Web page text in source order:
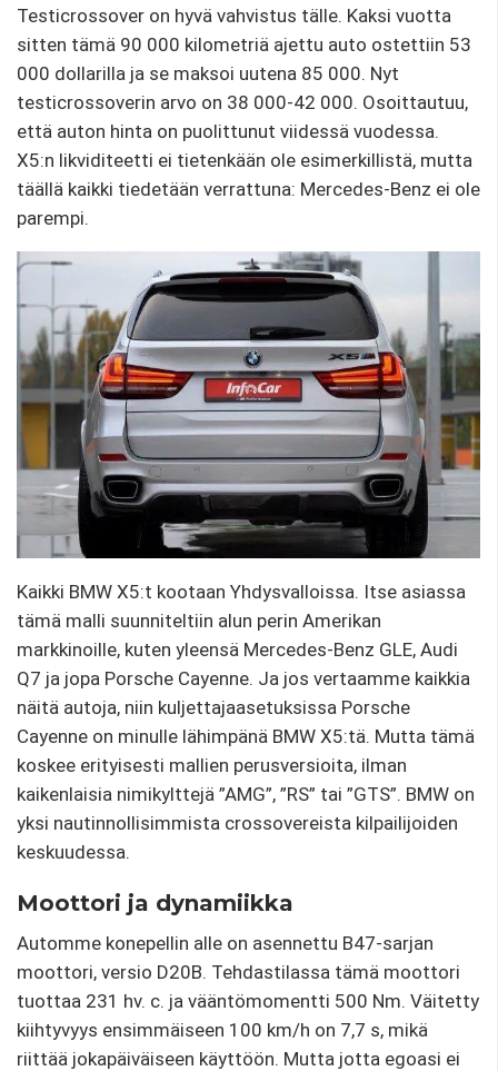
Testicrossover on hyvä vahvistus tälle. Kaksi vuotta
sitten tämä 90 000 kilometriä ajettu auto ostettiin 53
000 dollarilla ja se maksoi uutena 85 000. Nyt
testicrossoverin arvo on 38 000-42 000. Osoittautuu,
että auton hinta on puolittunut viidessä vuodessa.
X5:n likviditeetti ei tietenkään ole esimerkillistä, mutta
täällä kaikki tiedetään verrattuna: Mercedes-Benz ei ole
parempi.
Kaikki BMW X5:t kootaan Yhdysvalloissa. Itse asiassa
tämä malli suunniteltiin alun perin Amerikan
markkinoille, kuten yleensä Mercedes-Benz GLE, Audi
Q7 ja jopa Porsche Cayenne. Ja jos vertaamme kaikkia
näitä autoja, niin kuljettajaasetuksissa Porsche
Cayenne on minulle lähimpänä BMW X5:tä. Mutta tämä
koskee erityisesti mallien perusversioita, ilman
kaikenlaisia ​​nimikylttejä ”AMG”, ”RS” tai ”GTS”. BMW on
yksi nautinnollisimmista crossovereista kilpailijoiden
keskuudessa.
Moottori ja dynamiikka
Automme konepellin alle on asennettu B47-sarjan
moottori, versio D20B. Tehdastilassa tämä moottori
tuottaa 231 hv. c. ja vääntömomentti 500 Nm. Väitetty
kiihtyvyys ensimmäiseen 100 km/h on 7,7 s, mikä
riittää jokapäiväiseen käyttöön. Mutta jotta egoasi ei